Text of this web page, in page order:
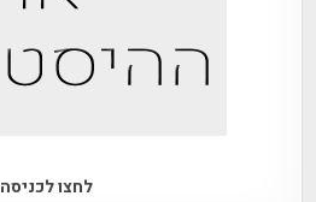
לחצו לכניסה